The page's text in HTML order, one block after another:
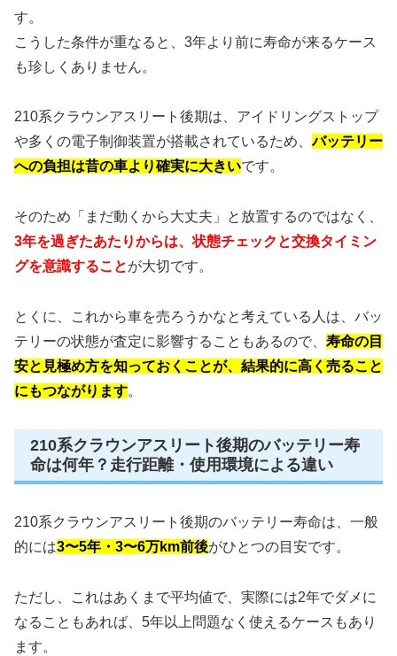
す。
こうした条件が重なると、3年より前に寿命が来るケース
も珍しくありません。
210系クラウンアスリート後期は、アイドリングストップ
や多くの電子制御装置が搭載されているため、バッテリー
への負担は昔の車より確実に大きいです。
そのため「まだ動くから大丈夫」と放置するのではなく、
3年を過ぎたあたりからは、状態チェックと交換タイミン
グを意識することが大切です。
とくに、これから車を売ろうかなと考えている人は、バッ
テリーの状態が査定に影響することもあるので、 寿命の目
安と見極め方を知っておくことが、結果的に高く売ること
にもつながります。
210系クラウンアスリート後期のバッテリー寿
命は何年？走行距離・使用環境による違い
210系クラウンアスリート後期のバッテリー寿命は、一般
的には3〜5年・3〜6万km前後がひとつの目安です。
ただし、これはあくまで平均値で、実際には2年でダメに
なることもあれば、5年以上問題なく使えるケースもあり
ます。